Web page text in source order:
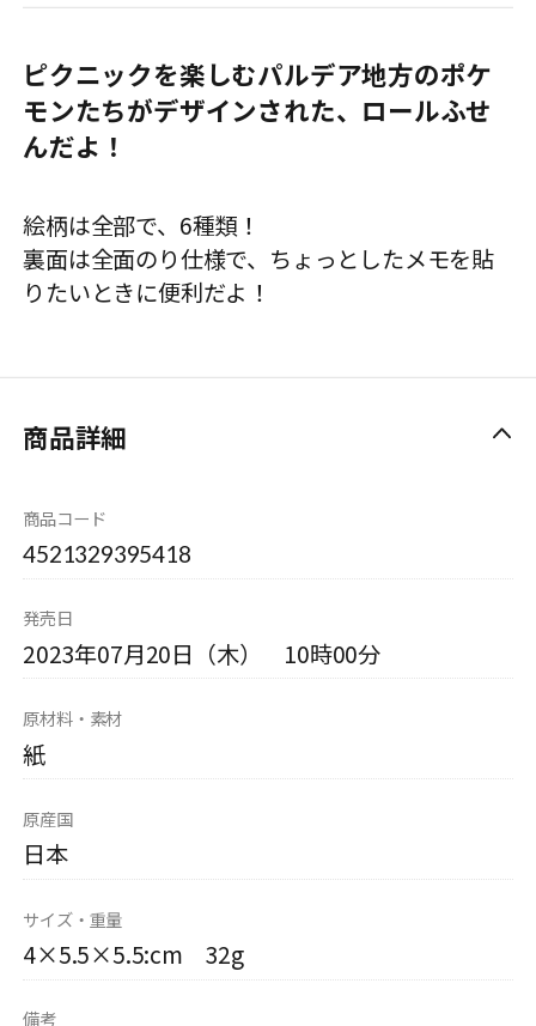
ピクニックを楽しむパルデア地方のポケ
モンたちがデザインされた、ロールふせ
んだよ！
絵柄は全部で、6種類！
裏面は全面のり仕様で、ちょっとしたメモを貼
りたいときに便利だよ！
商品詳細
商品コード
4521329395418
発売日
2023年07月20日（木） 10時00分
原材料・素材
紙
原産国
日本
サイズ・重量
4×5.5×5.5:cm 32g
備考